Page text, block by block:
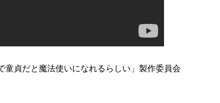
貞だと魔法使いになれるらしい」製作委員会